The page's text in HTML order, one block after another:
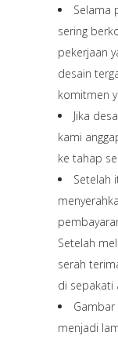
Selama
sering
pekerjaan
desain
komitmen
Jika
kami
ke tahap
Setelah
Setelah
serah
di sepakati
Gambar
menjadi